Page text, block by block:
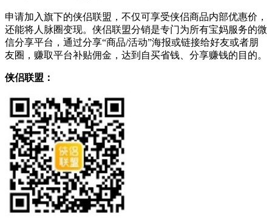
申请加入旗下的侠侣联盟，不仅可享受侠侣商品内部优惠价，
还能将人脉圈变现。侠侣联盟分销是专门为所有宝妈服务的微
信分享平台，通过分享“商品/活动”海报或链接给好友或者朋
友圈，赚取平台补贴佣金，达到自买省钱、分享赚钱的目的。
侠侣联盟：